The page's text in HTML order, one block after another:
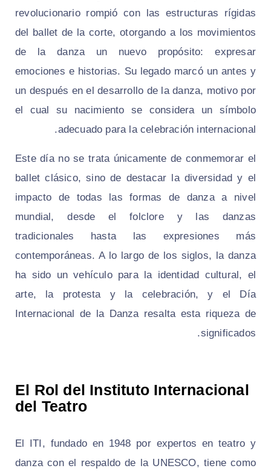
revolucionario rompió con las estructuras rígidas
del ballet de la corte, otorgando a los movimientos
de la danza un nuevo propósito: expresar
emociones e historias. Su legado marcó un antes y
un después en el desarrollo de la danza, motivo por
el cual su nacimiento se considera un símbolo
adecuado para la celebración internacional.
Este día no se trata únicamente de conmemorar el
ballet clásico, sino de destacar la diversidad y el
impacto de todas las formas de danza a nivel
mundial, desde el folclore y las danzas
tradicionales hasta las expresiones más
contemporáneas. A lo largo de los siglos, la danza
ha sido un vehículo para la identidad cultural, el
arte, la protesta y la celebración, y el Día
Internacional de la Danza resalta esta riqueza de
significados.
El Rol del Instituto Internacional
del Teatro
El ITI, fundado en 1948 por expertos en teatro y
danza con el respaldo de la UNESCO, tiene como